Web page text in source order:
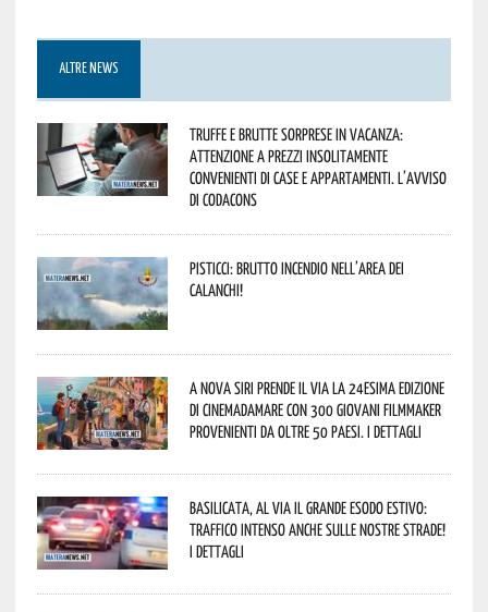
ALTRE NEWS
Truffe e brutte sorprese in vacanza:
attenzione a prezzi insolitamente
convenienti di case e appartamenti. L’avviso
di Codacons
Pisticci: brutto incendio nell’area dei
Calanchi!
A Nova Siri prende il via la 24esima edizione
di Cinemadamare con 300 giovani filmmaker
provenienti da oltre 50 Paesi. I dettagli
Basilicata, al via il grande esodo estivo:
traffico intenso anche sulle nostre strade!
I dettagli